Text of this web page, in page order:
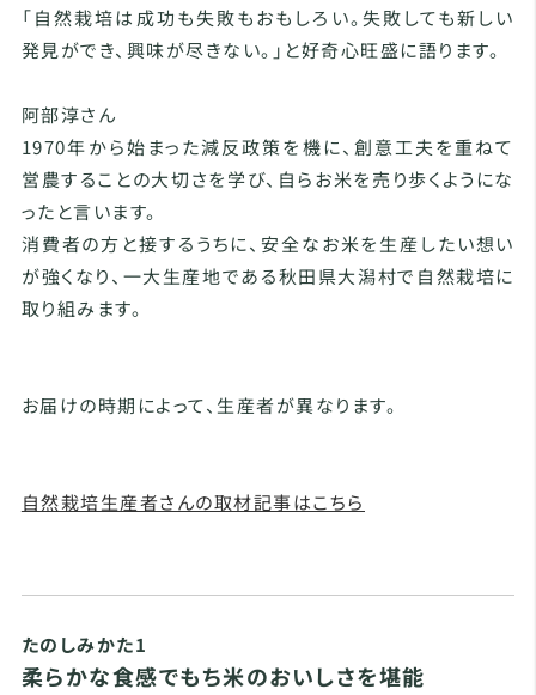
「自然栽培は成功も失敗もおもしろい。失敗しても新しい
発見ができ、興味が尽きない。」と好奇心旺盛に語ります。
阿部淳さん
1970年から始まった減反政策を機に、創意工夫を重ねて
営農することの大切さを学び、自らお米を売り歩くようにな
ったと言います。
消費者の方と接するうちに、安全なお米を生産したい想い
が強くなり、一大生産地である秋田県大潟村で自然栽培に
取り組みます。
お届けの時期によって、生産者が異なります。
自然栽培生産者さんの取材記事はこちら
たのしみかた1
柔らかな食感でもち米のおいしさを堪能